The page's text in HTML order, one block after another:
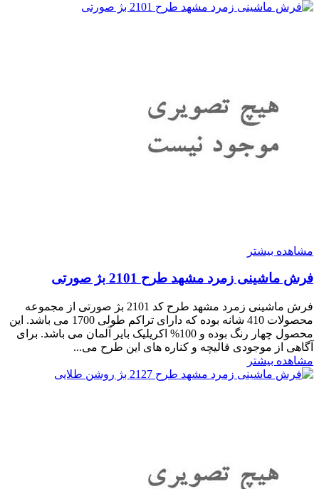
مشاهده بیشتر
فرش ماشینی زمرد مشهد طرح 2101 بژ صورتی
فرش ماشینی زمرد مشهد طرح کد 2101 بژ صورتی از مجموعه
محصولات 410 شانه بوده که دارای تراکم طولی 1700 می باشد. این
محصول چهار رنگ بوده و 100% اکریلیک بایر آلمان می باشد. برای
آگاهی از موجودی قالیچه و کناره های این طرح می...
مشاهده بیشتر